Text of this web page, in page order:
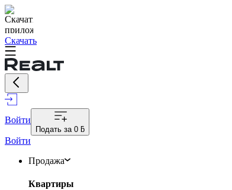
Скачать
Войти
Подать за 0 ƃ
Войти
Продажа
Квартиры